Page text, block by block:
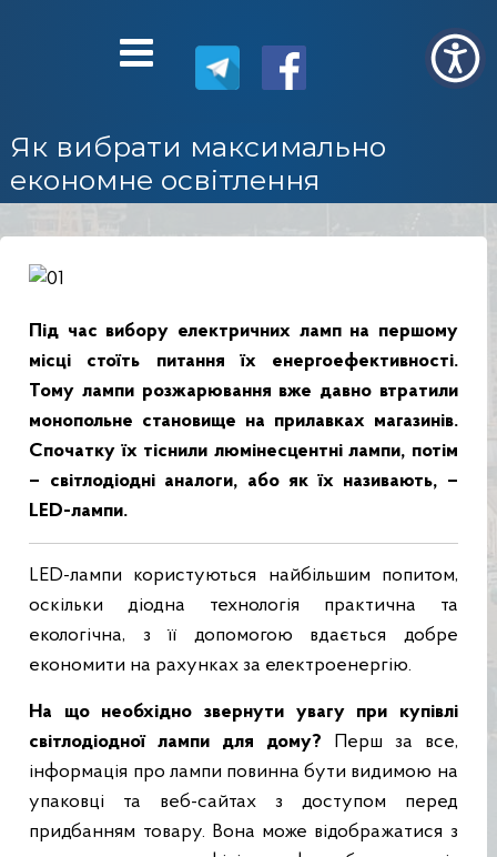
Як вибрати максимально
економне освітлення
Під час вибору електричних ламп на першому
місці стоїть питання їх енергоефективності.
Тому лампи розжарювання вже давно втратили
монопольне становище на прилавках магазинів.
Спочатку їх тіснили люмінесцентні лампи, потім
– світлодіодні аналоги, або як їх називають, –
LED-лампи.
LED-лампи користуються найбільшим попитом,
оскільки діодна технологія практична та
екологічна, з її допомогою вдається добре
економити на рахунках за електроенергію.
На що необхідно звернути увагу при купівлі
світлодіодної лампи для дому? Перш за все,
інформація про лампи повинна бути видимою на
упаковці та веб-сайтах з доступом перед
придбанням товару. Вона може відображатися з